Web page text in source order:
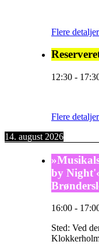
Flere
12:30 -
Flere
14. august 2026
by
16:00 -
Sted: Ved